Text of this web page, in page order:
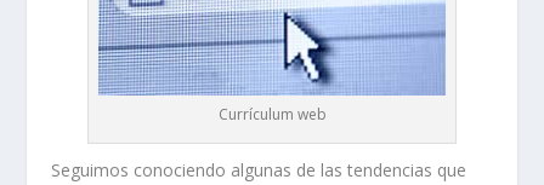
Currículum web
Seguimos conociendo algunas de las tendencias que